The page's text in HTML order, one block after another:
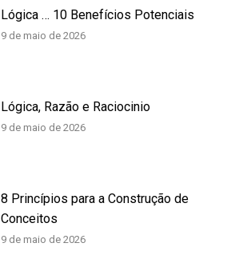
Lógica … 10 Benefícios Potenciais
9 de maio de 2026
Lógica, Razão e Raciocinio
9 de maio de 2026
8 Princípios para a Construção de
Conceitos
9 de maio de 2026